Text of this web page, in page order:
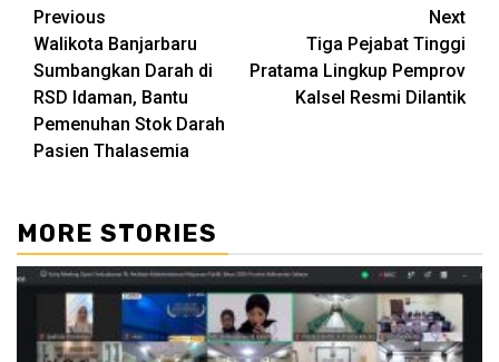
Continue
Reading
Previous
Walikota Banjarbaru
Sumbangkan Darah di
RSD Idaman, Bantu
Pemenuhan Stok Darah
Pasien Thalasemia
Next
Tiga Pejabat Tinggi
Pratama Lingkup Pemprov
Kalsel Resmi Dilantik
MORE STORIES